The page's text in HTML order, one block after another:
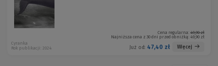
Cena regularna: 49,90 zł
Najniższa cena z 30 dni przed obniżką: 49,90 zł
Już od: 47,40 zł Więcej
Cyranka
Rok publikacji: 2024